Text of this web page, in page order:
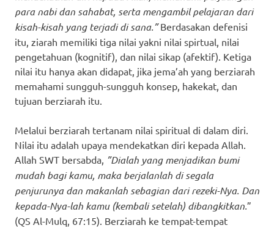
para nabi dan sahabat, serta mengambil pelajaran dari
kisah-kisah yang terjadi di sana.”Berdasakan defenisi
itu, ziarah memiliki tiga nilai yakni nilai spirtual, nilai
pengetahuan (kognitif), dan nilai sikap (afektif). Ketiga
nilai itu hanya akan didapat, jika jema’ah yang berziarah
memahami sungguh-sungguh konsep, hakekat, dan
tujuan berziarah itu.
Melalui berziarah tertanam nilai spiritual di dalam diri.
Nilai itu adalah upaya mendekatkan diri kepada Allah.
Allah SWT bersabda, ”Dialah yang menjadikan bumi
mudah bagi kamu, maka berjalanlah di segala
penjurunya dan makanlah sebagian dari rezeki-Nya. Dan
kepada-Nya-lah kamu (kembali setelah) dibangkitkan.”
(QS Al-Mulq, 67:15). Berziarah ke tempat-tempat